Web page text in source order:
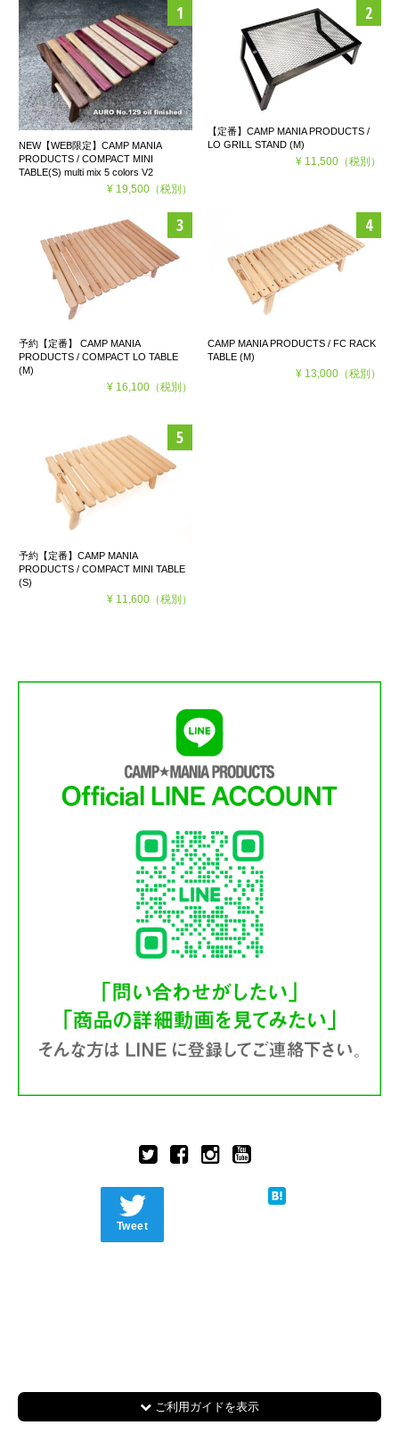
NEW【WEB限定】CAMP MANIA
PRODUCTS / COMPACT MINI
TABLE(S) multi mix 5 colors V2
¥ 19,500（税別）
【定番】CAMP MANIA PRODUCTS /
LO GRILL STAND (M)
¥ 11,500（税別）
予約【定番】 CAMP MANIA
PRODUCTS / COMPACT LO TABLE
(M)
¥ 16,100（税別）
CAMP MANIA PRODUCTS / FC RACK
TABLE (M)
¥ 13,000（税別）
予約【定番】CAMP MANIA
PRODUCTS / COMPACT MINI TABLE
(S)
¥ 11,600（税別）
Tweet
ご利用ガイドを表示